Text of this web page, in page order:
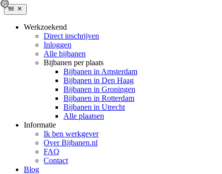
Werkzoekend
Direct inschrijven
Inloggen
Alle bijbanen
Bijbanen per plaats
Bijbanen in Amsterdam
Bijbanen in Den Haag
Bijbanen in Groningen
Bijbanen in Rotterdam
Bijbanen in Utrecht
Alle plaatsen
Informatie
Ik ben werkgever
Over Bijbanen.nl
FAQ
Contact
Blog